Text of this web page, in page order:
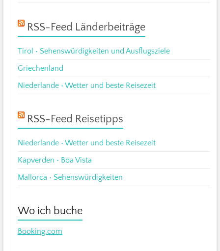
RSS-Feed Länderbeiträge
Tirol • Sehenswürdigkeiten und Ausflugsziele
Griechenland
Niederlande • Wetter und beste Reisezeit
RSS-Feed Reisetipps
Niederlande • Wetter und beste Reisezeit
Kapverden • Boa Vista
Mallorca • Sehenswürdigkeiten
Wo ich buche
Booking.com